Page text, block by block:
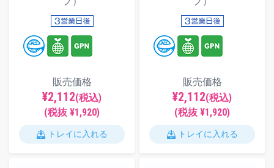
販売価格
¥2,112(税込)
(税抜 ¥1,920)
トレイに入れる
販売価格
¥2,112(税込)
(税抜 ¥1,920)
トレイに入れる